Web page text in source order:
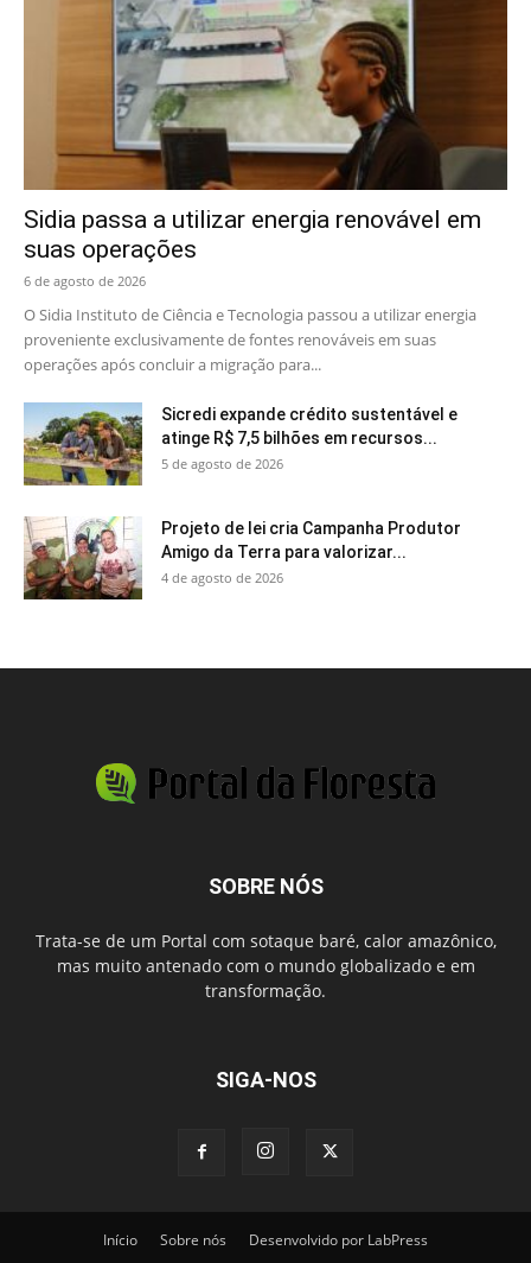
Sidia passa a utilizar energia renovável em
suas operações
6 de agosto de 2026
O Sidia Instituto de Ciência e Tecnologia passou a utilizar energia
proveniente exclusivamente de fontes renováveis em suas
operações após concluir a migração para...
Sicredi expande crédito sustentável e
atinge R$ 7,5 bilhões em recursos...
5 de agosto de 2026
Projeto de lei cria Campanha Produtor
Amigo da Terra para valorizar...
4 de agosto de 2026
SOBRE NÓS
Trata-se de um Portal com sotaque baré, calor amazônico,
mas muito antenado com o mundo globalizado e em
transformação.
SIGA-NOS
Início Sobre nós Desenvolvido por LabPress